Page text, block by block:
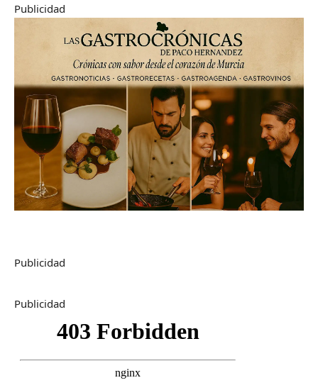
Publicidad
Publicidad
Publicidad